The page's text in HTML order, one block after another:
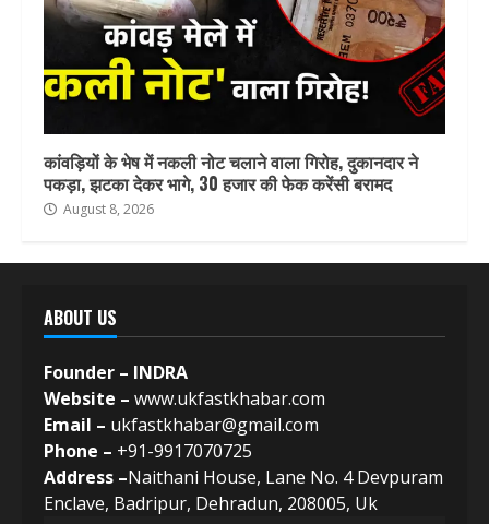
कांवड़ियों के भेष में नकली नोट चलाने वाला गिरोह, दुकानदार ने
पकड़ा, झटका देकर भागे, 30 हजार की फेक करेंसी बरामद
August 8, 2026
ABOUT US
Founder – INDRA
Website – www.ukfastkhabar.com
Email – ukfastkhabar@gmail.com
Phone – +91-9917070725
Address –Naithani House, Lane No. 4 Devpuram
Enclave, Badripur, Dehradun, 208005, Uk